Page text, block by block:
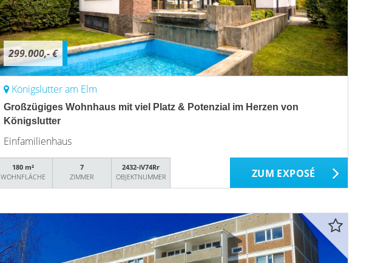
299.000,- €
Königslutter am Elm
Großzügiges Wohnhaus mit viel Platz & Potenzial im Herzen von
Königslutter
Einfamilienhaus
180 m²
WOHNFLÄCHE
7
ZIMMER
2432-iV74Rr
OBJEKTNUMMER
ZUM EXPOSÉ